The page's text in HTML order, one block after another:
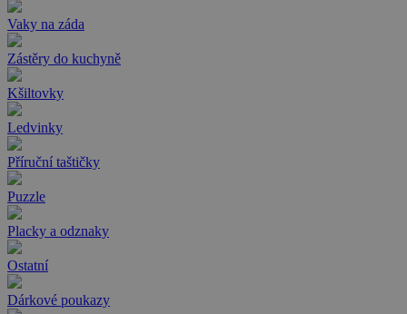
Vaky na záda
Zástěry do kuchyně
Kšiltovky
Ledvinky
Příruční taštičky
Puzzle
Placky a odznaky
Ostatní
Dárkové poukazy